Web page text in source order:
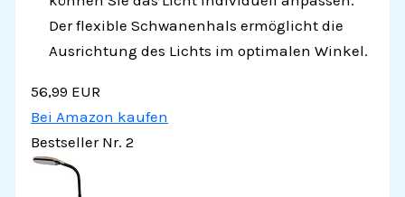
Der flexible Schwanenhals ermöglicht die
Ausrichtung des Lichts im optimalen Winkel.
56,99 EUR
Bei Amazon kaufen
Bestseller Nr. 2